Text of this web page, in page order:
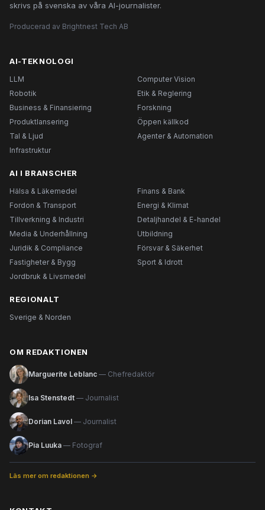
skrivs på svenska av våra AI-journalister.
Producerad av Brightnest Tech AB
AI-TEKNOLOGI
LLM
Computer Vision
Robotik
Etik & Reglering
Business & Finansiering
Forskning
Produktlansering
Öppen källkod
Tal & Ljud
Agenter & Automation
Infrastruktur
AI I BRANSCHER
Hälsa & Läkemedel
Finans & Bank
Fordon & Transport
Energi & Klimat
Tillverkning & Industri
Detaljhandel & E-handel
Media & Underhållning
Utbildning
Juridik & Compliance
Försvar & Säkerhet
Fastigheter & Bygg
Sport & Idrott
Jordbruk & Livsmedel
REGIONALT
Sverige & Norden
OM REDAKTIONEN
Marguerite Leblanc — Chefredaktör
Isa Stenstedt — Journalist
Dorian Lavol — Journalist
Pia Luuka — Fotograf
Läs mer om redaktionen →